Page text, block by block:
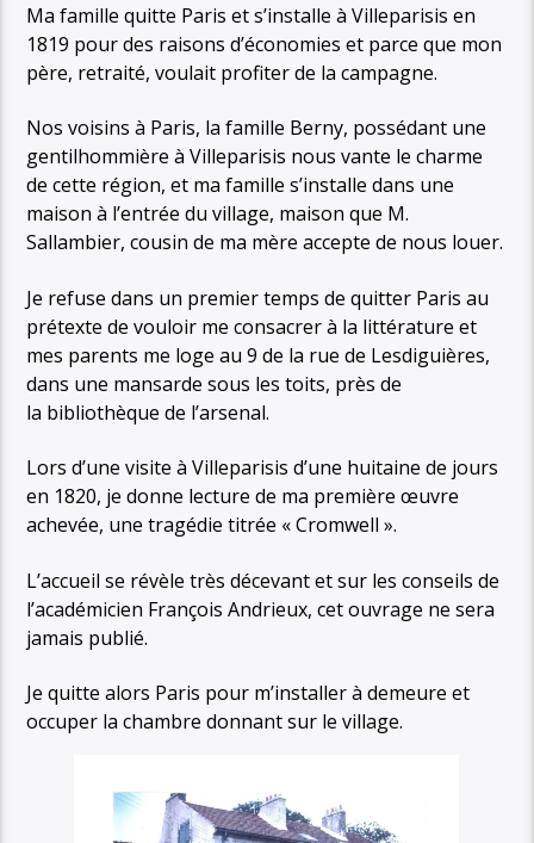
Ma famille quitte Paris et s’installe à Villeparisis en
1819 pour des raisons d’économies et parce que mon
père, retraité, voulait profiter de la campagne.
Nos voisins à Paris, la famille Berny, possédant une
gentilhommière à Villeparisis nous vante le charme
de cette région, et ma famille s’installe dans une
maison à l’entrée du village, maison que M.
Sallambier, cousin de ma mère accepte de nous louer.
Je refuse dans un premier temps de quitter Paris au
prétexte de vouloir me consacrer à la littérature et
mes parents me loge au 9 de la rue de Lesdiguières,
dans une mansarde sous les toits, près de
la bibliothèque de l’arsenal.
Lors d’une visite à Villeparisis d’une huitaine de jours
en 1820, je donne lecture de ma première œuvre
achevée, une tragédie titrée « Cromwell ».
L’accueil se révèle très décevant et sur les conseils de
l’académicien François Andrieux, cet ouvrage ne sera
jamais publié.
Je quitte alors Paris pour m’installer à demeure et
occuper la chambre donnant sur le village.